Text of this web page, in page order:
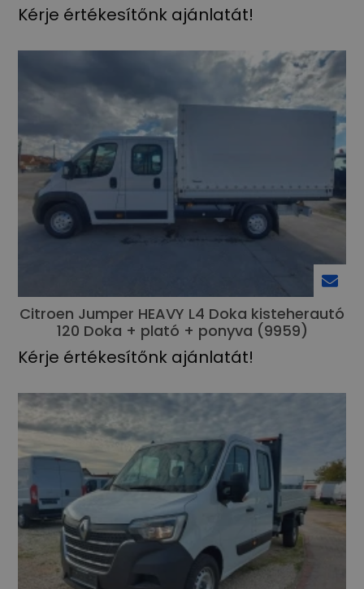
Kérje értékesítőnk ajánlatát!
Citroen Jumper HEAVY L4 Doka kisteherautó
120 Doka + plató + ponyva (9959)
Kérje értékesítőnk ajánlatát!